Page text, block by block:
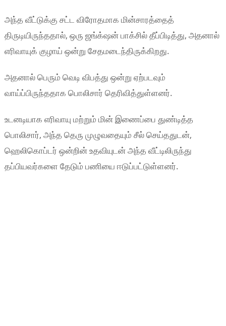
அந்த வீட்டுக்கு சட்ட விரோதமாக மின்சாரத்தைத்
திருடியிருந்ததால், ஒரு ஜங்க்‌ஷன் பாக்சில் தீப்பிடித்து, அதனால்
எரிவாயுக் குழாய் ஒன்று சேதமடைந்திருக்கிறது.
அதனால் பெரும் வெடி விபத்து ஒன்று ஏற்படவும்
வாய்ப்பிருந்ததாக பொலிசார் தெரிவித்துள்ளனர்.
உடனடியாக எரிவாயு மற்றும் மின் இணைப்பை துண்டித்த
பொலிசார், அந்த தெரு முழுவதையும் சீல் செய்ததுடன்,
ஹெலிகொப்டர் ஒன்றின் உதவியுடன் அந்த வீட்டிலிருந்து
தப்பியவர்களை தேடும் பணியை ஈடுப்பட்டுள்ளனர்.